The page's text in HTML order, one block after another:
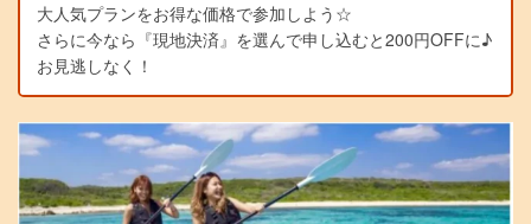
大人気プランをお得な価格で参加しよう☆
さらに今なら『現地決済』を選んで申し込むと200円OFFに♪
お見逃しなく！